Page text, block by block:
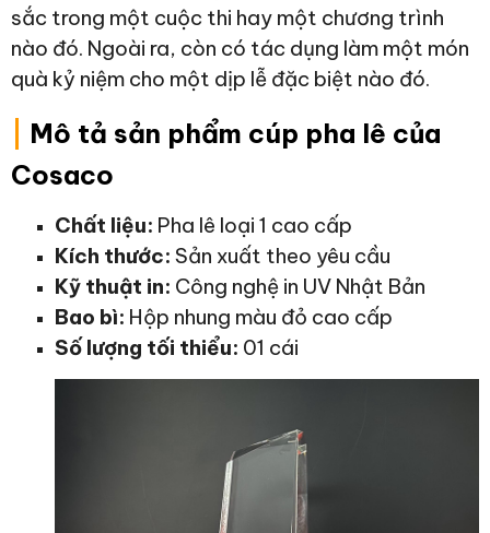
sắc trong một cuộc thi hay một chương trình
nào đó. Ngoài ra, còn có tác dụng làm một món
quà kỷ niệm cho một dịp lễ đặc biệt nào đó.
Mô tả sản phẩm cúp pha lê của
Cosaco
Chất liệu: Pha lê loại 1 cao cấp
Kích thước: Sản xuất theo yêu cầu
Kỹ thuật in: Công nghệ in UV Nhật Bản
Bao bì: Hộp nhung màu đỏ cao cấp
Số lượng tối thiểu: 01 cái